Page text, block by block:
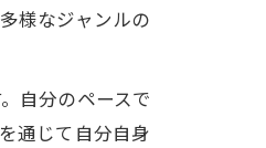
様なジャンルの
自分のペースで
通じて自分自身